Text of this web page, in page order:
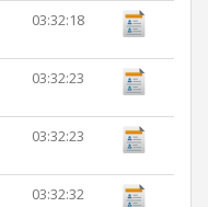
03:32:18
03:32:23
03:32:23
03:32:32